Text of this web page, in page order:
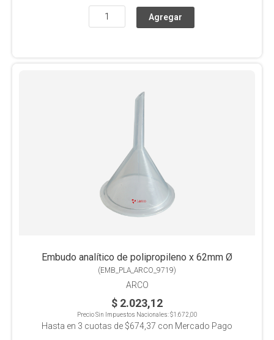
Embudo analítico de polipropileno x 62mm Ø
(EMB_PLA_ARCO_9719)
ARCO
$ 2.023,12
Precio Sin Impuestos Nacionales:$1.672,00
Hasta en 3 cuotas de $674,37 con Mercado Pago